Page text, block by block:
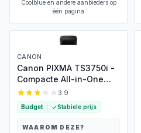
Coolblue en andere aanbieders op
één pagina
CANON
Canon PIXMA TS3750i -
Compacte All-in-One
Inkjetprinter
3.9
Budget Stabiele prijs
WAAROM DEZE?